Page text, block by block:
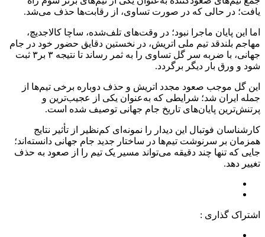
یافت؛ در حالی که در صورت تساوی، از رقابت‌ها حذف می‌شد.
اما این پایان ماجرا نبود؛ در وقت‌های تلف‌شده، ساچا کالاجدیچ،
مهاجم بلندقد تیم ملی اتریش، در نخستین دقایق حضور خود در جام
جهانی، با ضربه سر گل تساوی را به ثمر رساند تا نتیجه ۳ بر۳ ثبت
شود و ورق بار دیگر برگردد.
این گل موجب صعود مجدد اتریش و حذف دوباره برخی تیم‌ها از
جمله ایران شد؛ شرایطی که به‌عنوان یکی از عجیب‌ترین و
پرتنش‌ترین پایان‌های تاریخ جام جهانی توصیف شده است.
کارشناسان فوتبال این دیدار را نمونه‌ای کم‌نظیر از تأثیر نتایج
همزمان بر سرنوشت تیم‌ها در ساختار جدید جام جهانی دانسته‌اند؛
جایی که تنها چند دقیقه می‌تواند مسیر یک تیم را از صعود به حذف
تغییر دهد.
اشتراک گذاری :